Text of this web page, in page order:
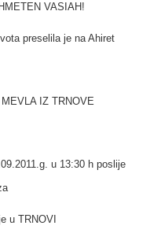
VASIAH!
preselila je na Ahiret
IZ TRNOVE
u 13:30 h poslije
u TRNOVI